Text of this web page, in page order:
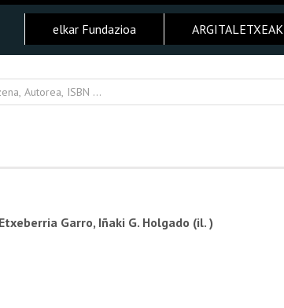
elkar Fundazioa ARGITALETXEAK
Garro, Iñaki G. Holgado (il. )